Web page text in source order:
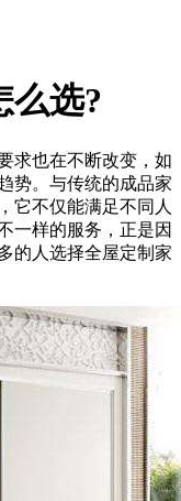
么选?
求也在不断改变，如
势。与传统的成品家
它不仅能满足不同人
一样的服务，正是因
的人选择全屋定制家